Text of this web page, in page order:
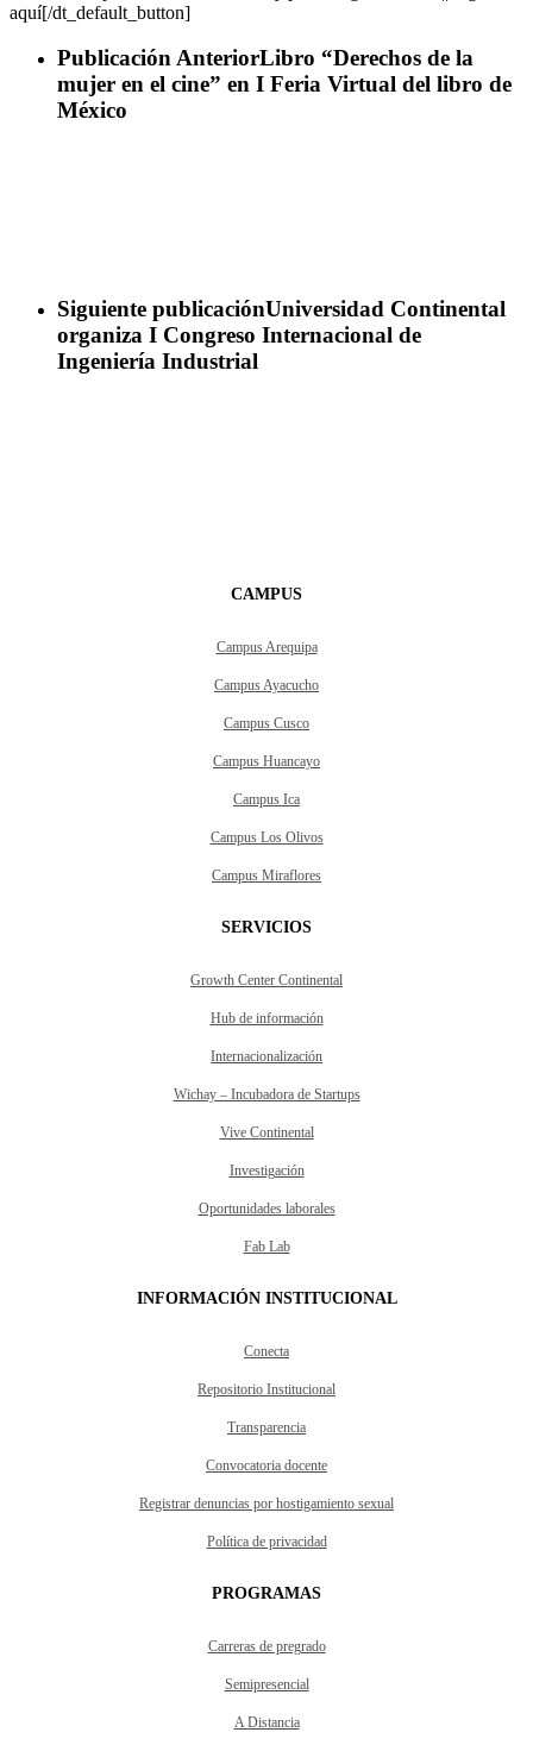
aquí[/dt_default_button]
Publicación AnteriorLibro “Derechos de la
mujer en el cine” en I Feria Virtual del libro de
México
Siguiente publicaciónUniversidad Continental
organiza I Congreso Internacional de
Ingeniería Industrial
CAMPUS
Campus Arequipa
Campus Ayacucho
Campus Cusco
Campus Huancayo
Campus Ica
Campus Los Olivos
Campus Miraflores
SERVICIOS
Growth Center Continental
Hub de información
Internacionalización
Wichay – Incubadora de Startups
Vive Continental
Investigación
Oportunidades laborales
Fab Lab
INFORMACIÓN INSTITUCIONAL
Conecta
Repositorio Institucional
Transparencia
Convocatoria docente
Registrar denuncias por hostigamiento sexual
Política de privacidad
PROGRAMAS
Carreras de pregrado
Semipresencial
A Distancia